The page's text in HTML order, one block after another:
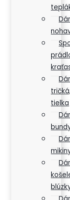
tielka